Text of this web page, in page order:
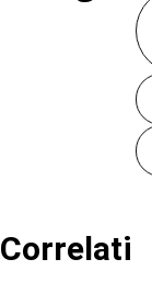
Correlati